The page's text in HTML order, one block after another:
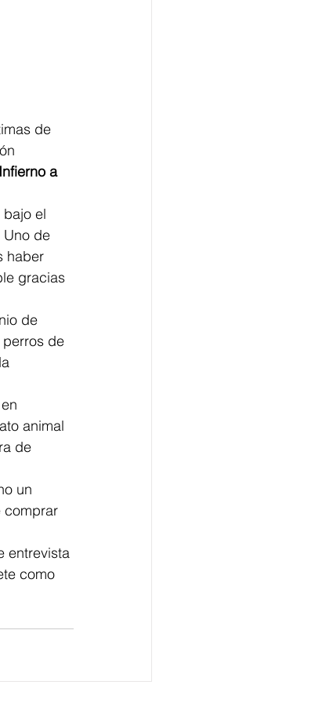
de
a
el
Uno de
haber
gracias
de
de
animal
de
un
comprar
entrevista
como